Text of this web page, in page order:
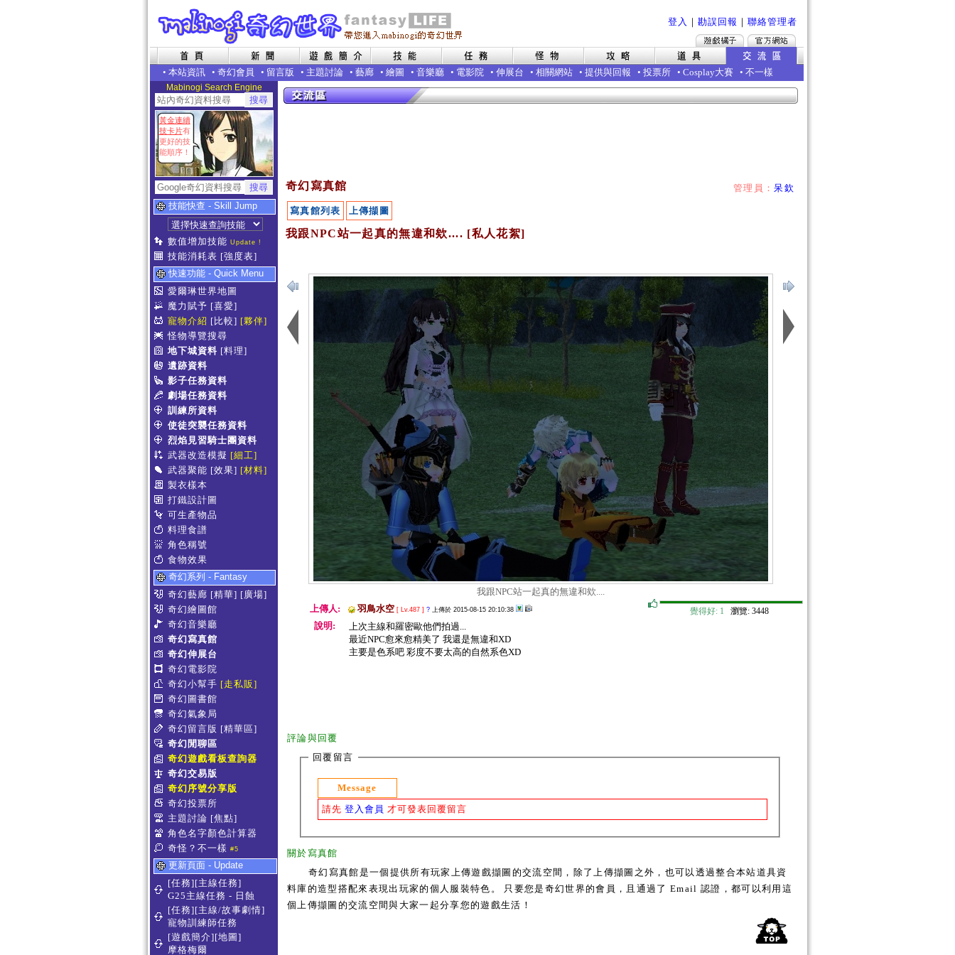
登入 ｜ 勘誤回報 ｜ 聯絡管理者
• 本站資訊 • 奇幻會員 • 留言版 • 主題討論 • 藝廊 • 繪圖 • 音樂廳 • 電影院 • 伸展台 • 相關網站 • 提供與回報 • 投票所 • Cosplay大賽 • 不一樣
Mabinogi Search Engine
黃金連續
技卡片有
更好的技
能順序！
技能快查 - Skill Jump
數值增加技能 Update !
技能消耗表 [強度表]
快速功能 - Quick Menu
愛爾琳世界地圖
魔力賦予 [喜愛]
寵物介紹 [比較] [夥伴]
怪物導覽搜尋
地下城資料 [料理]
遺跡資料
影子任務資料
劇場任務資料
訓練所資料
使徒突襲任務資料
烈焰見習騎士團資料
武器改造模擬 [細工]
武器聚能 [效果] [材料]
製衣樣本
打鐵設計圖
可生產物品
料理食譜
角色稱號
食物效果
奇幻系列 - Fantasy
奇幻藝廊 [精華] [廣場]
奇幻繪圖館
奇幻音樂廳
奇幻寫真館
奇幻伸展台
奇幻電影院
奇幻小幫手 [走私販]
奇幻圖書館
奇幻氣象局
奇幻留言版 [精華區]
奇幻閒聊區
奇幻遊戲看板查詢器
奇幻交易版
奇幻序號分享版
奇幻投票所
主題討論 [焦點]
角色名字顏色計算器
奇怪？不一樣 #5
更新頁面 - Update
[任務][主線任務]
G25主線任務 - 日蝕
[任務][主線/故事劇情]
寵物訓練師任務
[遊戲簡介][地圖]
摩格梅爾
管理員：呆欽
奇幻寫真館
寫真館列表 上傳擷圖
我跟NPC站一起真的無違和欸.... [私人花絮]
我跟NPC站一起真的無違和欸....
覺得好: 1 瀏覽: 3448
上傳人: 羽鳥水空 [ Lv.487 ] ? 上傳於 2015-08-15 20:10:38
說明:
上次主線和羅密歐他們拍過...
最近NPC愈來愈精美了 我還是無違和XD
主要是色系吧 彩度不要太高的自然系色XD
評論與回覆
回覆留言
Message
請先 登入會員 才可發表回覆留言
關於寫真館
奇幻寫真館是一個提供所有玩家上傳遊戲擷圖的交流空間，除了上傳擷圖之外，也可以透過整合本站道具資
料庫的造型搭配來表現出玩家的個人服裝特色。 只要您是奇幻世界的會員，且通過了 Email 認證，都可以利用這
個上傳擷圖的交流空間與大家一起分享您的遊戲生活！